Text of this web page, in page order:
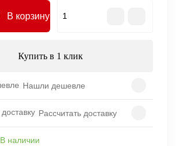
В корзину
Купить в 1 клик
Нашли дешевле
Рассчитать доставку
В наличии